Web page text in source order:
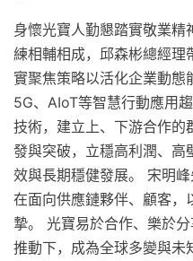
身懷光寶人勤懇踏實敬業精
練相輔相成，邱森彬總經理
實聚焦策略以活化企業動態
5G、AIoT等智慧行動應用
技術，建立上、下游合作的
發與突破，立穩高利潤、高
效與長期穩健發展。 宋明
在面向供應鏈夥伴、顧客，
摯。 光寶易於合作、樂於
推動下，成為全球多變與